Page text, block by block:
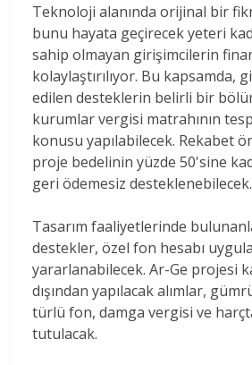
Teknoloji alanında orijinal bir
bunu hayata geçirecek yeteri
sahip olmayan girişimcilerin
kolaylaştırılıyor. Bu kapsamda,
edilen desteklerin belirli bir
kurumlar vergisi matrahının
konusu yapılabilecek. Rekabet
proje bedelinin yüzde 50'sine
geri ödemesiz desteklenebilecek.
Tasarım faaliyetlerinde
destekler, özel fon hesabı
yararlanabilecek. Ar-Ge projesi
dışından yapılacak alımlar,
türlü fon, damga vergisi ve
tutulacak.